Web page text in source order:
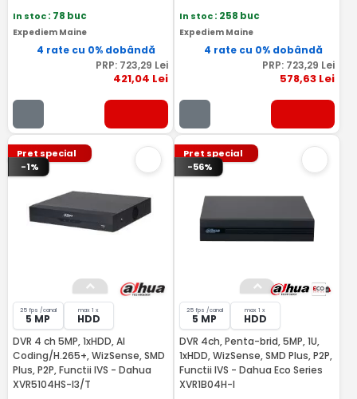
In stoc: 78 buc
Expediem Maine
4 rate cu 0% dobândă
PRP: 723,29 Lei
421,04 Lei
In stoc: 258 buc
Expediem Maine
4 rate cu 0% dobândă
PRP: 723,29 Lei
578,63 Lei
Pret special
-1%
25 fps /canal
5 MP
max 1 x
HDD
DVR 4 ch 5MP, 1xHDD, AI
Coding/H.265+, WizSense, SMD
Plus, P2P, Functii IVS - Dahua
XVR5104HS-I3/T
Pret special
-56%
25 fps /canal
5 MP
max 1 x
HDD
DVR 4ch, Penta-brid, 5MP, 1U,
1xHDD, WizSense, SMD Plus, P2P,
Functii IVS - Dahua Eco Series
XVR1B04H-I